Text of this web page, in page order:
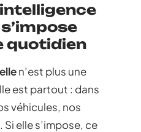
quotidien
n’est plus une
est partout : dans
véhicules, nos
elle s’impose, ce